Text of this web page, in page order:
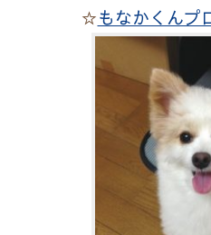
☆もなかくんプ